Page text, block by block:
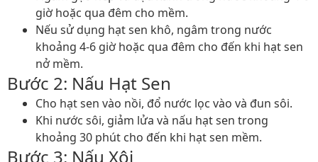
giờ hoặc qua đêm cho mềm.
Nếu sử dụng hạt sen khô, ngâm trong nước
khoảng 4-6 giờ hoặc qua đêm cho đến khi hạt sen
nở mềm.
Bước 2: Nấu Hạt Sen
Cho hạt sen vào nồi, đổ nước lọc vào và đun sôi.
Khi nước sôi, giảm lửa và nấu hạt sen trong
khoảng 30 phút cho đến khi hạt sen mềm.
Bước 3: Nấu Xôi